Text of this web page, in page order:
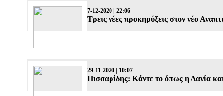
7-12-2020 | 22:06
Τρεις νέες προκηρύξεις στον νέο
29-11-2020 | 10:07
Πισσαρίδης: Κάντε το όπως η Δανία